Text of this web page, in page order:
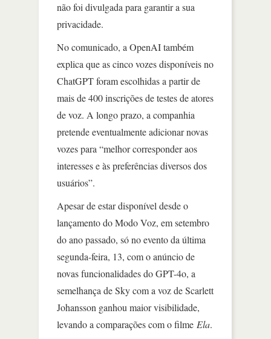
não foi divulgada para garantir a sua
privacidade.
No comunicado, a OpenAI também
explica que as cinco vozes disponíveis no
ChatGPT foram escolhidas a partir de
mais de 400 inscrições de testes de atores
de voz. A longo prazo, a companhia
pretende eventualmente adicionar novas
vozes para “melhor corresponder aos
interesses e às preferências diversos dos
usuários”.
Apesar de estar disponível desde o
lançamento do Modo Voz, em setembro
do ano passado, só no evento da última
segunda-feira, 13, com o anúncio de
novas funcionalidades do GPT-4o, a
semelhança de Sky com a voz de Scarlett
Johansson ganhou maior visibilidade,
levando a comparações com o filme Ela.